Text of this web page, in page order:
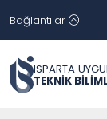
Bağlantılar
ISPARTA
TEKNİK